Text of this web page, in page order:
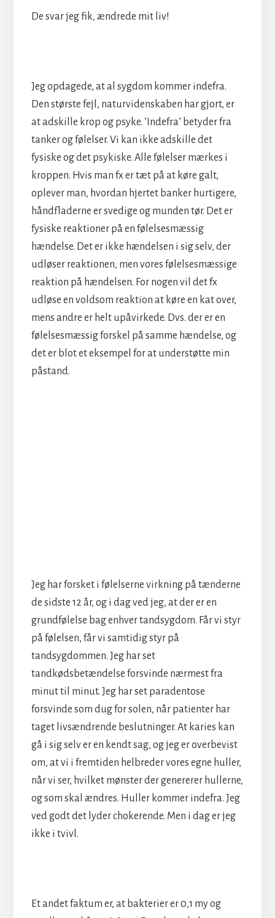
De svar jeg fik, ændrede mit liv!
Jeg opdagede, at al sygdom kommer indefra.
Den største fejl, naturvidenskaben har gjort, er
at adskille krop og psyke. ’Indefra’ betyder fra
tanker og følelser. Vi kan ikke adskille det
fysiske og det psykiske. Alle følelser mærkes i
kroppen. Hvis man fx er tæt på at køre galt,
oplever man, hvordan hjertet banker hurtigere,
håndfladerne er svedige og munden tør. Det er
fysiske reaktioner på en følelsesmæssig
hændelse. Det er ikke hændelsen i sig selv, der
udløser reaktionen, men vores følelsesmæssige
reaktion på hændelsen. For nogen vil det fx
udløse en voldsom reaktion at køre en kat over,
mens andre er helt upåvirkede. Dvs. der er en
følelsesmæssig forskel på samme hændelse, og
det er blot et eksempel for at understøtte min
påstand.
Jeg har forsket i følelserne virkning på tænderne
de sidste 12 år, og i dag ved jeg, at der er en
grundfølelse bag enhver tandsygdom. Får vi styr
på følelsen, får vi samtidig styr på
tandsygdommen. Jeg har set
tandkødsbetændelse forsvinde nærmest fra
minut til minut. Jeg har set paradentose
forsvinde som dug for solen, når patienter har
taget livsændrende beslutninger. At karies kan
gå i sig selv er en kendt sag, og jeg er overbevist
om, at vi i fremtiden helbreder vores egne huller,
når vi ser, hvilket mønster der genererer hullerne,
og som skal ændres. Huller kommer indefra. Jeg
ved godt det lyder chokerende. Men i dag er jeg
ikke i tvivl.
Et andet faktum er, at bakterier er 0,1 my og